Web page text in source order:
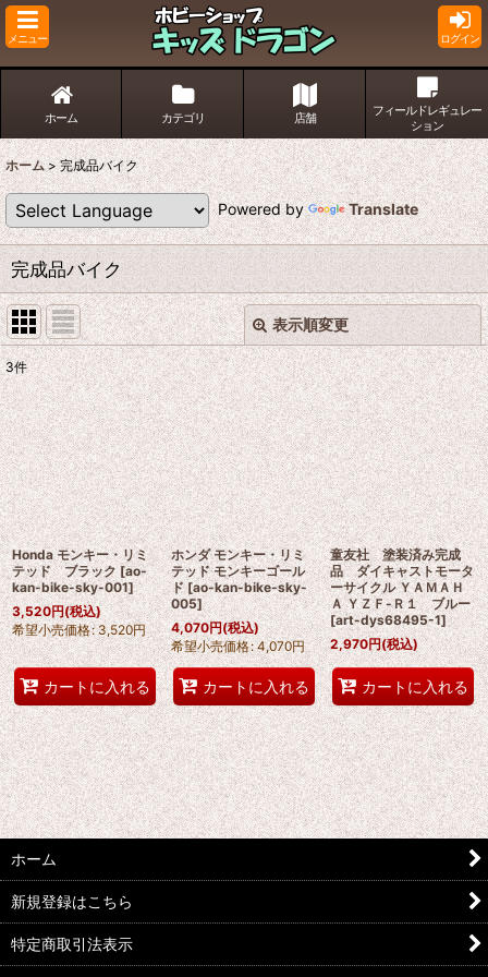
メニュー ログイン
ホーム カテゴリ 店舗
フィールドレギュレー
ション
ホーム > 完成品バイク
Powered by Translate
完成品バイク
表示順変更
サブカテゴリ
表示数:
並び順:
絞り込む
閉じる
3件
Honda モンキー・リミ
テッド ブラック [ao-
kan-bike-sky-001]
3,520円(税込)
希望小売価格: 3,520円
カートに入れる
ホンダ モンキー・リミ
テッド モンキーゴール
ド [ao-kan-bike-sky-
005]
4,070円(税込)
希望小売価格: 4,070円
カートに入れる
童友社 塗装済み完成
品 ダイキャストモータ
ーサイクル ＹＡＭＡＨ
Ａ ＹＺＦ-Ｒ１ ブルー
[art-dys68495-1]
2,970円(税込)
カートに入れる
ホーム
新規登録はこちら
特定商取引法表示